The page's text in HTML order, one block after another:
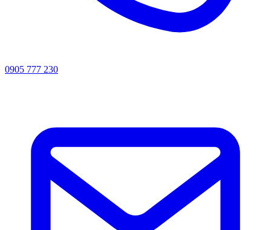
0905 777 230